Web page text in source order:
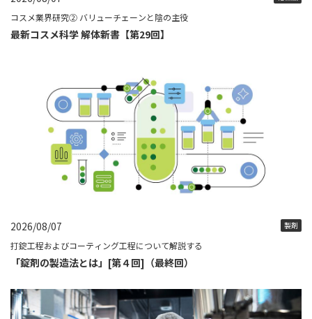
コスメ業界研究② バリューチェーンと陰の主役
最新コスメ科学 解体新書【第29回】
2026/08/07 製剤
打錠工程およびコーティング工程について解説する
「錠剤の製造法とは」[第４回]（最終回）